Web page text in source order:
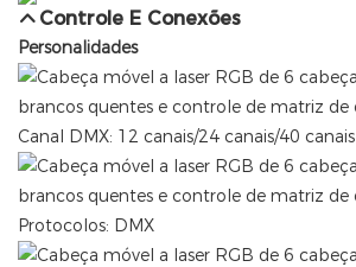
Controle E Conexões
Personalidades
Canal DMX: 12 canais/24 canais/40 canais
Protocolos: DMX